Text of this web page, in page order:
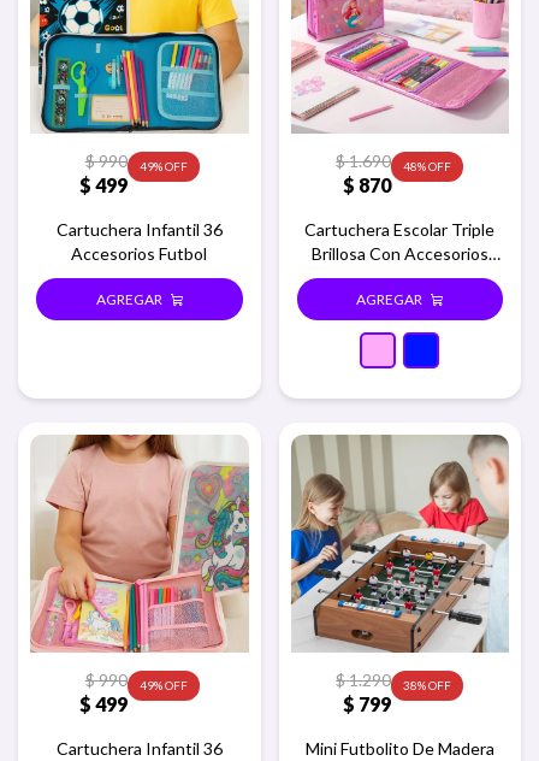
$ 499
$990 49
Cartuchera Infantil 36
Accesorios Futbol
$ 870
$1.690 48
Cartuchera Escolar Triple
Brillosa Con Accesorios
Colores - Rosa
$ 499
$990 49
Cartuchera Infantil 36
$ 799
$1.290 38
Mini Futbolito De Madera